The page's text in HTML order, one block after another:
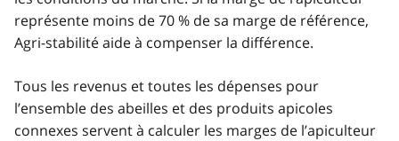
représente moins de 70 % de sa marge de référence,
Agri-stabilité aide à compenser la différence.
Tous les revenus et toutes les dépenses pour
l’ensemble des abeilles et des produits apicoles
connexes servent à calculer les marges de l’apiculteur